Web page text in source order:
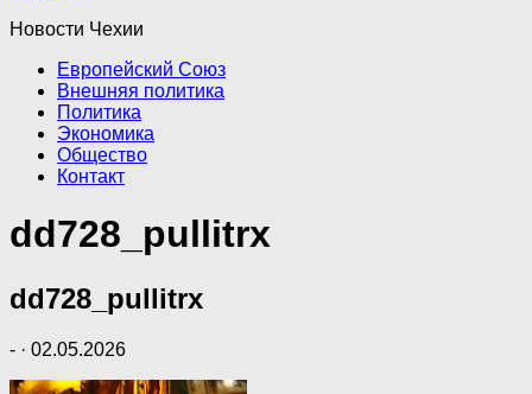
Новости Чехии
Европейский Союз
Внешняя политика
Политика
Экономика
Общество
Контакт
dd728_pullitrx
dd728_pullitrx
- · 02.05.2026